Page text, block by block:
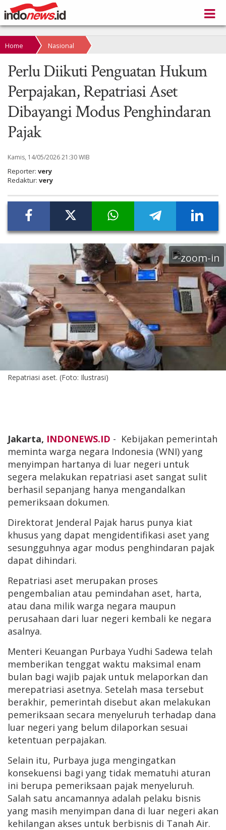
Home Nasional
Perlu Diikuti Penguatan Hukum
Perpajakan, Repatriasi Aset
Dibayangi Modus Penghindaran
Pajak
Kamis, 14/05/2026 21:30 WIB
Reporter: very
Redaktur: very
Repatriasi aset. (Foto: Ilustrasi)
Jakarta, INDONEWS.ID - Kebijakan pemerintah
meminta warga negara Indonesia (WNI) yang
menyimpan hartanya di luar negeri untuk
segera melakukan repatriasi aset sangat sulit
berhasil sepanjang hanya mengandalkan
pemeriksaan dokumen.
Direktorat Jenderal Pajak harus punya kiat
khusus yang dapat mengidentifikasi aset yang
sesungguhnya agar modus penghindaran pajak
dapat dihindari.
Repatriasi aset merupakan proses
pengembalian atau pemindahan aset, harta,
atau dana milik warga negara maupun
perusahaan dari luar negeri kembali ke negara
asalnya.
Menteri Keuangan Purbaya Yudhi Sadewa telah
memberikan tenggat waktu maksimal enam
bulan bagi wajib pajak untuk melaporkan dan
merepatriasi asetnya. Setelah masa tersebut
berakhir, pemerintah disebut akan melakukan
pemeriksaan secara menyeluruh terhadap dana
luar negeri yang belum dilaporkan sesuai
ketentuan perpajakan.
Selain itu, Purbaya juga mengingatkan
konsekuensi bagi yang tidak mematuhi aturan
ini berupa pemeriksaan pajak menyeluruh.
Salah satu ancamannya adalah pelaku bisnis
yang masih menyimpan dana di luar negeri akan
kehilangan akses untuk berbisnis di Tanah Air.